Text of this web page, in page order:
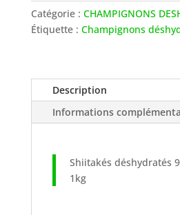
Catégorie : CHAMPIGNONS
Étiquette : Champignons
Description
Informations
Shiitakés déshydratés
1kg